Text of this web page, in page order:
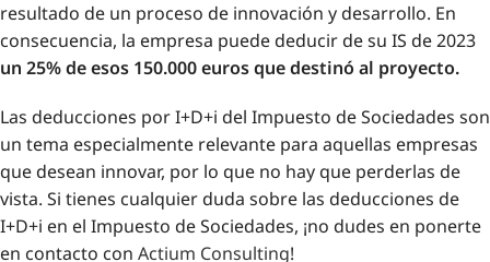
resultado de un proceso de innovación y desarrollo. En
consecuencia, la empresa puede deducir de su IS de 2023
un 25% de esos 150.000 euros que destinó al proyecto.
Las deducciones por I+D+i del Impuesto de Sociedades son
un tema especialmente relevante para aquellas empresas
que desean innovar, por lo que no hay que perderlas de
vista. Si tienes cualquier duda sobre las deducciones de
I+D+i en el Impuesto de Sociedades, ¡no dudes en ponerte
en contacto con Actium Consulting!